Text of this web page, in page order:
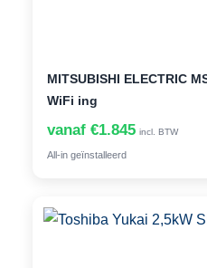
MITSUBISHI ELECTRIC
WiFi ing
vanaf €1.845 incl. BTW
All-in geïnstalleerd